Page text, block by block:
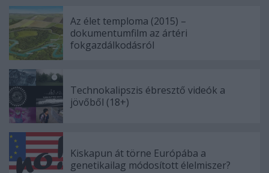
Az élet temploma (2015) –
dokumentumfilm az ártéri
fokgazdálkodásról
Technokalipszis ébresztő videók a
jövőből (18+)
Kiskapun át törne Európába a
genetikailag módosított élelmiszer?